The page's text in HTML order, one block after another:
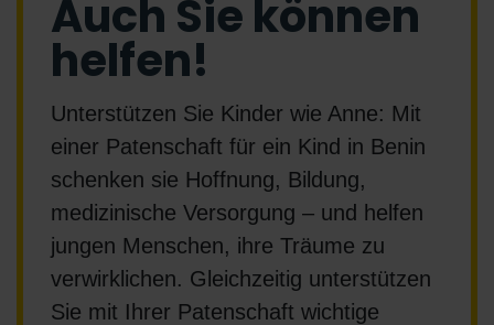
Auch Sie können
helfen!
Unterstützen Sie Kinder wie Anne: Mit
einer Patenschaft für ein Kind in Benin
schenken sie Hoffnung, Bildung,
medizinische Versorgung – und helfen
jungen Menschen, ihre Träume zu
verwirklichen. Gleichzeitig unterstützen
Sie mit Ihrer Patenschaft wichtige